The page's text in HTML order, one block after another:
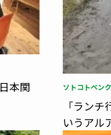
本関
ソトコトペン
「ラン
いうアル